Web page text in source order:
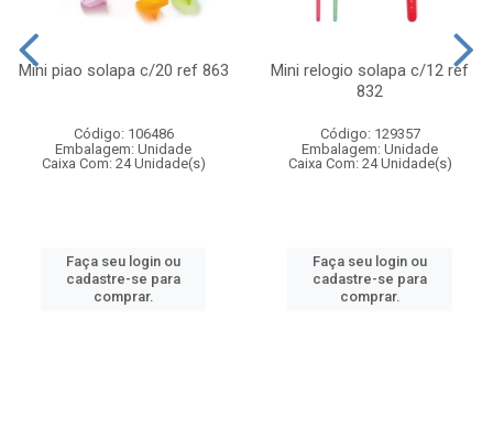
Mini piao solapa c/20 ref 863
Código: 106486
Embalagem: Unidade
Caixa Com: 24 Unidade(s)
Faça seu login ou
cadastre-se para
comprar.
Mini relogio solapa c/12 ref
832
Código: 129357
Embalagem: Unidade
Caixa Com: 24 Unidade(s)
Faça seu login ou
cadastre-se para
comprar.